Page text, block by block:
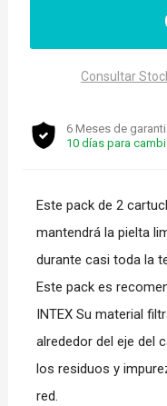
Consultar
6 Meses de
10 días para
Este pack de 2
mantendrá la pielta
durante casi toda la
Este pack es
INTEX Su material
alrededor del eje del
los residuos y
red.